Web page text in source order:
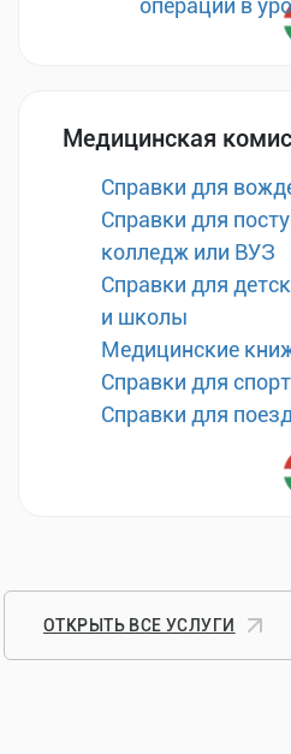
операции в
Медицинская
Справки для
Справки для
колледж или ВУЗ
Справки для
и школы
Медицинские
Справки для
Справки для
ОТКРЫТЬ ВСЕ УСЛУГИ